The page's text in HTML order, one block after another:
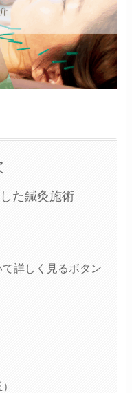
た鍼灸施術
詳しく見るボタン